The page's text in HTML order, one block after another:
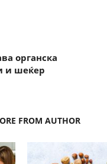
органска
и шеќер
FROM AUTHOR